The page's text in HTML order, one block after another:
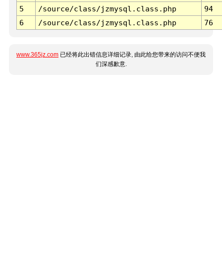
5
/source/class/jzmysql.class.php
94
6
/source/class/jzmysql.class.php 76
www.365jz.com 已经将此出错信息详细记录, 由此给您带来的访问不便我
们深感歉意.